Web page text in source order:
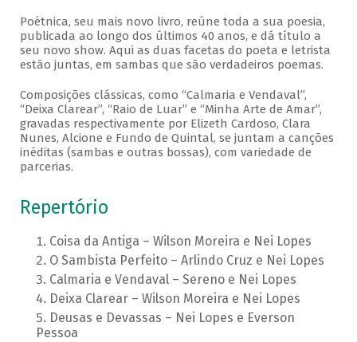
Poétnica, seu mais novo livro, reúne toda a sua poesia,
publicada ao longo dos últimos 40 anos, e dá título a
seu novo show. Aqui as duas facetas do poeta e letrista
estão juntas, em sambas que são verdadeiros poemas.
Composições clássicas, como “Calmaria e Vendaval”,
“Deixa Clarear”, “Raio de Luar” e “Minha Arte de Amar”,
gravadas respectivamente por Elizeth Cardoso, Clara
Nunes, Alcione e Fundo de Quintal, se juntam a canções
inéditas (sambas e outras bossas), com variedade de
parcerias.
Repertório
Coisa da Antiga – Wilson Moreira e Nei Lopes
O Sambista Perfeito – Arlindo Cruz e Nei Lopes
Calmaria e Vendaval – Sereno e Nei Lopes
Deixa Clarear – Wilson Moreira e Nei Lopes
Deusas e Devassas – Nei Lopes e Everson
Pessoa